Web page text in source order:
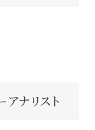
ナリスト